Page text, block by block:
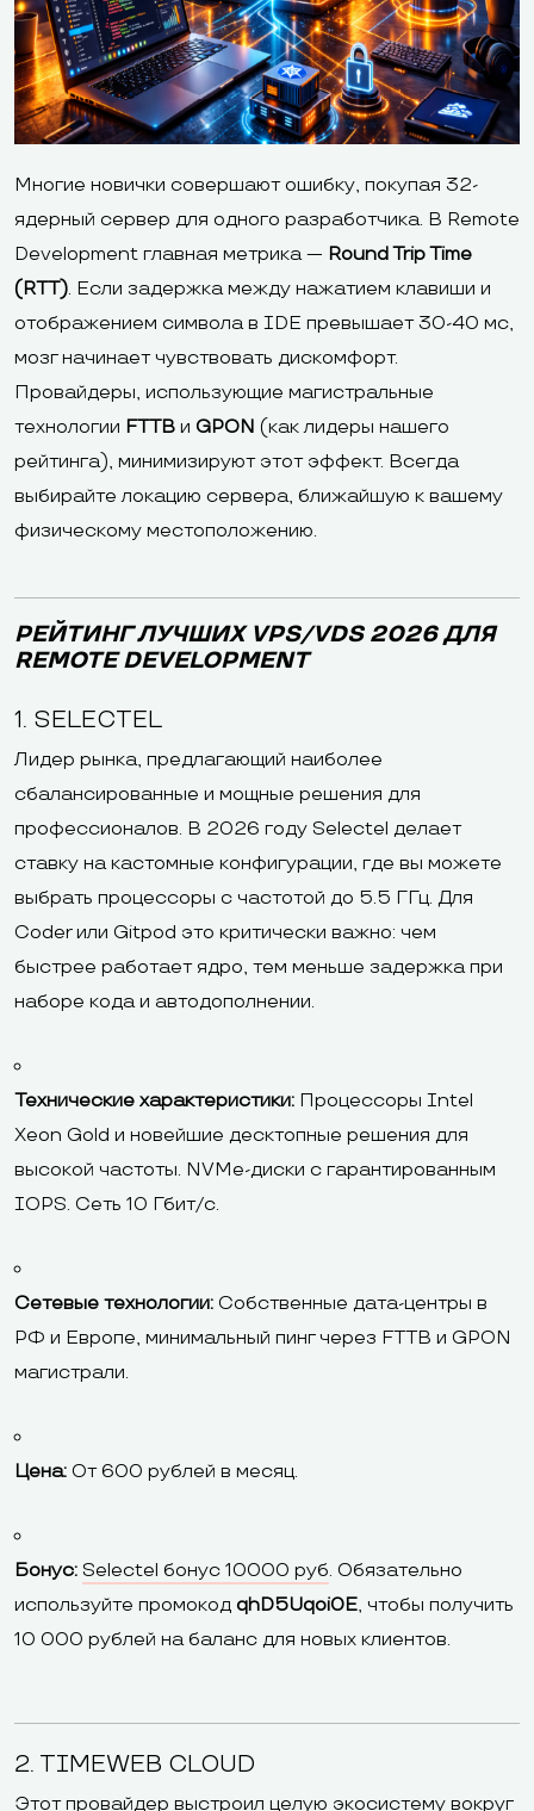
Многие новички совершают ошибку, покупая 32-
ядерный сервер для одного разработчика. В Remote
Development главная метрика — Round Trip Time
(RTT). Если задержка между нажатием клавиши и
отображением символа в IDE превышает 30-40 мс,
мозг начинает чувствовать дискомфорт.
Провайдеры, использующие магистральные
технологии FTTB и GPON (как лидеры нашего
рейтинга), минимизируют этот эффект. Всегда
выбирайте локацию сервера, ближайшую к вашему
физическому местоположению.
РЕЙТИНГ ЛУЧШИХ VPS/VDS 2026 ДЛЯ
REMOTE DEVELOPMENT
1. SELECTEL
Лидер рынка, предлагающий наиболее
сбалансированные и мощные решения для
профессионалов. В 2026 году Selectel делает
ставку на кастомные конфигурации, где вы можете
выбрать процессоры с частотой до 5.5 ГГц. Для
Coder или Gitpod это критически важно: чем
быстрее работает ядро, тем меньше задержка при
наборе кода и автодополнении.
Технические характеристики: Процессоры Intel
Xeon Gold и новейшие десктопные решения для
высокой частоты. NVMe-диски с гарантированным
IOPS. Сеть 10 Гбит/с.
Сетевые технологии: Собственные дата-центры в
РФ и Европе, минимальный пинг через FTTB и GPON
магистрали.
Цена: От 600 рублей в месяц.
Бонус: Selectel бонус 10000 руб. Обязательно
используйте промокод qhD5Uqoi0E, чтобы получить
10 000 рублей на баланс для новых клиентов.
2. TIMEWEB CLOUD
Этот провайдер выстроил целую экосистему вокруг